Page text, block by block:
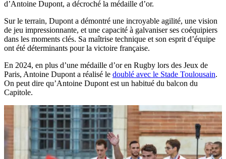
d’Antoine Dupont, a décroché la médaille d’or.
Sur le terrain, Dupont a démontré une incroyable agilité, une vision
de jeu impressionnante, et une capacité à galvaniser ses coéquipiers
dans les moments clés. Sa maîtrise technique et son esprit d’équipe
ont été déterminants pour la victoire française.
En 2024, en plus d’une médaille d’or en Rugby lors des Jeux de
Paris, Antoine Dupont a réalisé le doublé avec le Stade Toulousain.
On peut dire qu’Antoine Dupont est un habitué du balcon du
Capitole.